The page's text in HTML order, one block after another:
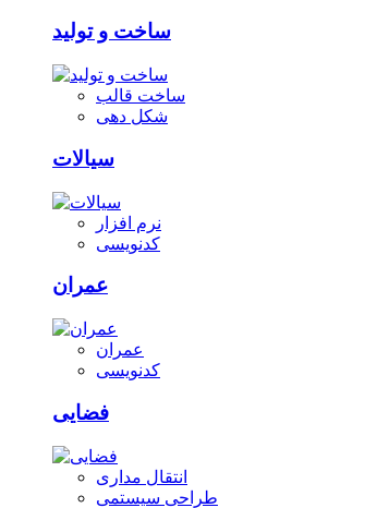
ساخت و تولید
ساخت قالب
شکل دهی
سیالات
نرم افزار
کدنویسی
عمران
عمران
کدنویسی
فضایی
انتقال مداری
طراحی سیستمی